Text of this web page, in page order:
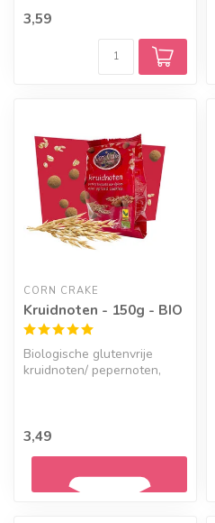
en 100...
3,59
CORN CRAKE
Kruidnoten - 150g - BIO
Biologische glutenvrije
kruidnoten/ pepernoten,
3,49